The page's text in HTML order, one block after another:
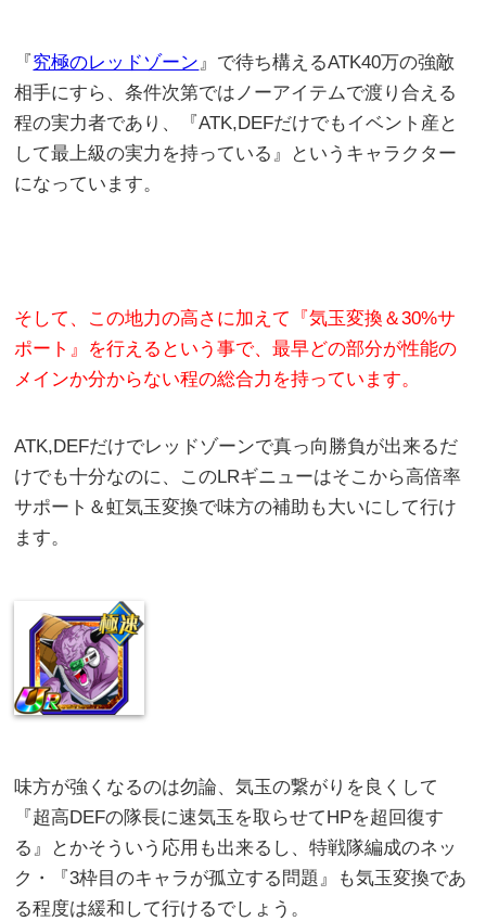
『 究極のレッドゾーン』で待ち構えるATK40万の強敵
相手にすら、条件次第ではノーアイテムで渡り合える
程の実力者であり、『ATK,DEFだけでもイベント産と
して最上級の実力を持っている』というキャラクター
になっています。
そして、この地力の高さに加えて『気玉変換＆30%サ
ポート』を行えるという事で、最早どの部分が性能の
メインか分からない程の総合力を持っています。
ATK,DEFだけでレッドゾーンで真っ向勝負が出来るだ
けでも十分なのに、このLRギニューはそこから高倍率
サポート＆虹気玉変換で味方の補助も大いにして行け
ます。
味方が強くなるのは勿論、気玉の繋がりを良くして
『超高DEFの隊長に速気玉を取らせてHPを超回復す
る』とかそういう応用も出来るし、特戦隊編成のネッ
ク・『3枠目のキャラが孤立する問題』も気玉変換であ
る程度は緩和して行けるでしょう。